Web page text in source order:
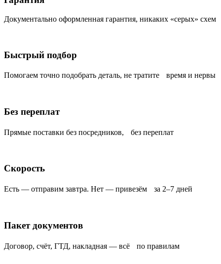
Документально оформленная гарантия, никаких «серых» схем
Быстрый подбор
Помогаем точно подобрать деталь, не тратите время и нервы
Без переплат
Прямые поставки без посредников, без переплат
Скорость
Есть — отправим завтра. Нет — привезём за 2–7 дней
Пакет документов
Договор, счёт, ГТД, накладная — всё по правилам